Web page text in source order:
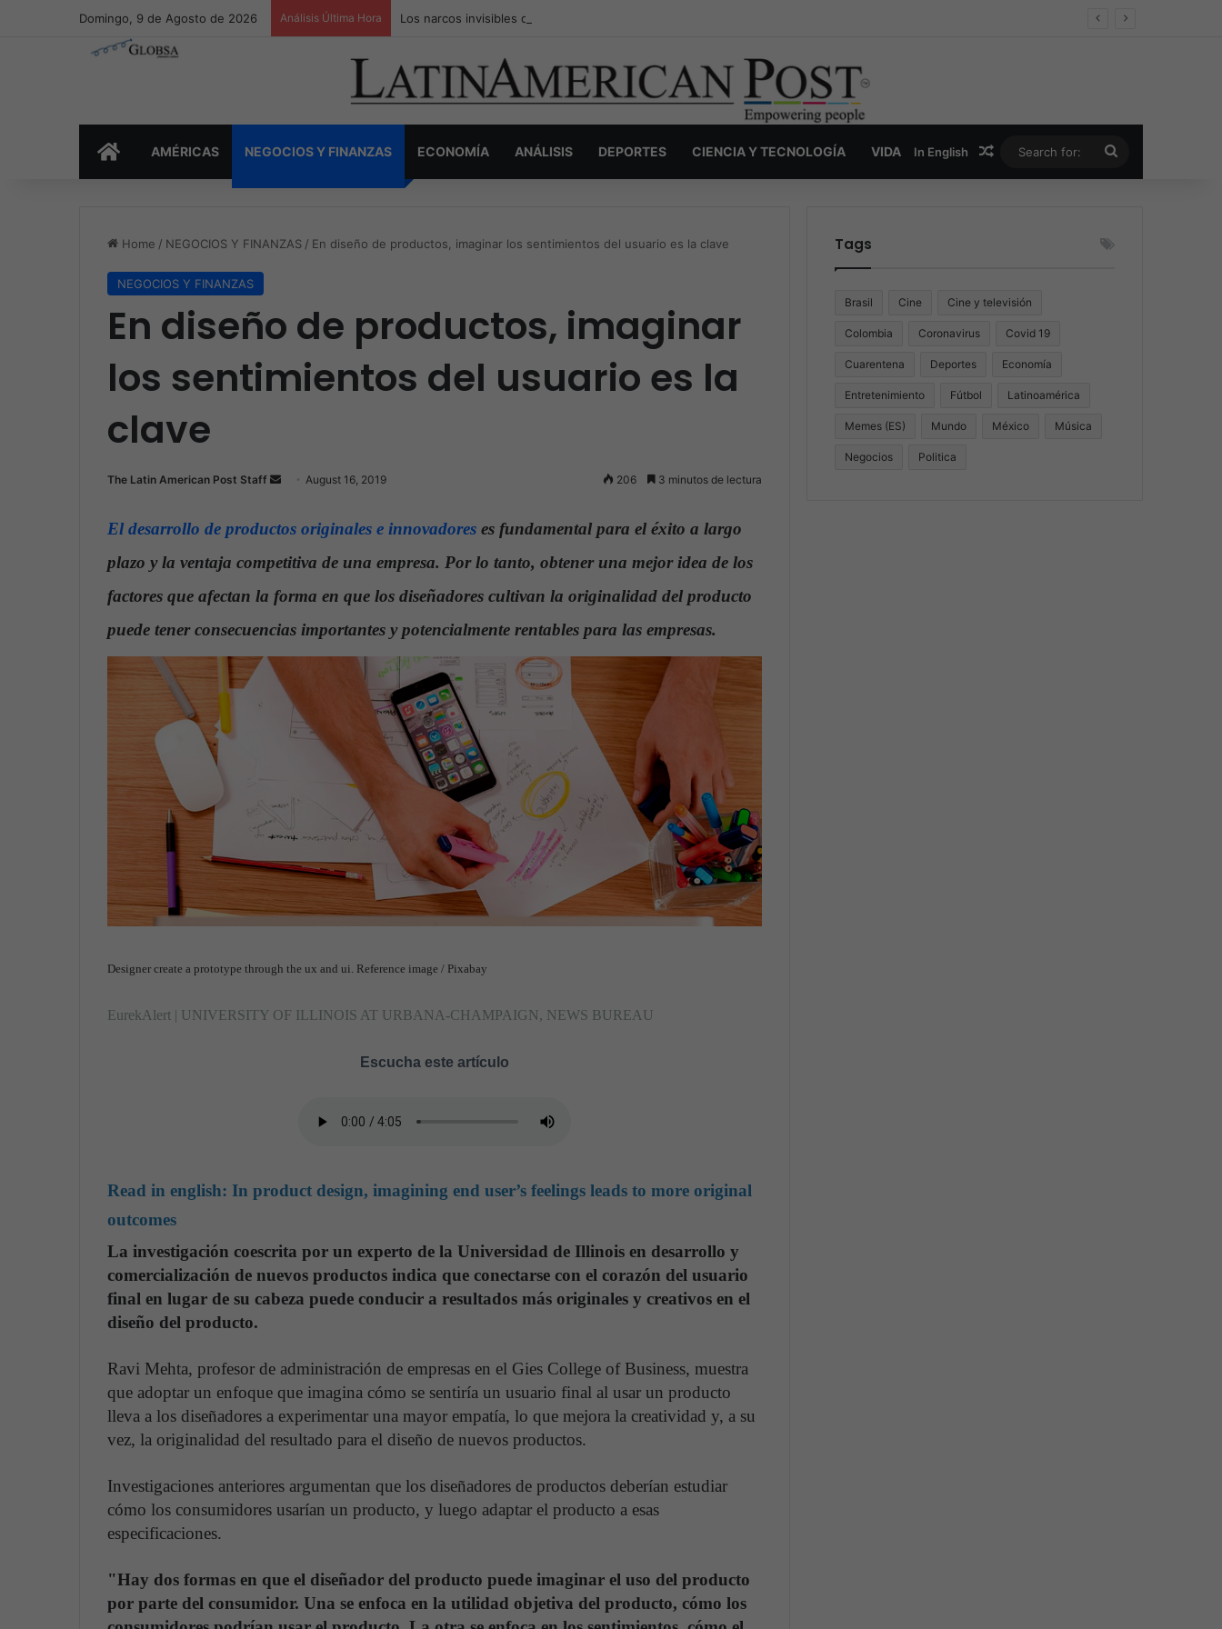
Domingo, 9 de Agosto de 2026 Análisis Última Hora Los narcos invisibles de Colombia: la guerra secreta por la verdad, el poder y la nueva economía de la droga
INICIOAMÉRICAS NEGOCIOS Y FINANZAS ECONOMÍA ANÁLISIS DEPORTES CIENCIA Y TECNOLOGÍA VIDA In English Random Article
for:
Home / NEGOCIOS Y FINANZAS / En diseño de productos, imaginar los sentimientos del usuario es la clave
NEGOCIOS Y FINANZAS
En diseño de productos, imaginar
los sentimientos del usuario es la
clave
The Latin American Post Staff
n
a
m
a
August 16, 2019 206 3 minutos de lectura
El desarrollo de productos originales e innovadores es fundamental para el éxito a largo
plazo y la ventaja competitiva de una empresa. Por lo tanto, obtener una mejor idea de los
factores que afectan la forma en que los diseñadores cultivan la originalidad del producto
puede tener consecuencias importantes y potencialmente rentables para las empresas.
Designer create a prototype through the ux and ui. Reference image / Pixabay
EurekAlert | UNIVERSITY OF ILLINOIS AT URBANA-CHAMPAIGN, NEWS BUREAU
Escucha este artículo
Read in english: In product design, imagining end user’s feelings leads to more original
outcomes
La investigación coescrita por un experto de la Universidad de Illinois en desarrollo y
comercialización de nuevos productos indica que conectarse con el corazón del usuario
final en lugar de su cabeza puede conducir a resultados más originales y creativos en el
diseño del producto.
Ravi Mehta, profesor de administración de empresas en el Gies College of Business, muestra
que adoptar un enfoque que imagina cómo se sentiría un usuario final al usar un producto
lleva a los diseñadores a experimentar una mayor empatía, lo que mejora la creatividad y, a su
vez, la originalidad del resultado para el diseño de nuevos productos.
Investigaciones anteriores argumentan que los diseñadores de productos deberían estudiar
cómo los consumidores usarían un producto, y luego adaptar el producto a esas
especificaciones.
"Hay dos formas en que el diseñador del producto puede imaginar el uso del producto
por parte del consumidor. Una se enfoca en la utilidad objetiva del producto, cómo los
Tags
Brasil Cine Cine y televisión
Colombia Coronavirus Covid 19
Cuarentena Deportes Economía
Entretenimiento Fútbol Latinoamérica
Memes (ES) Mundo México Música
Negocios Politica